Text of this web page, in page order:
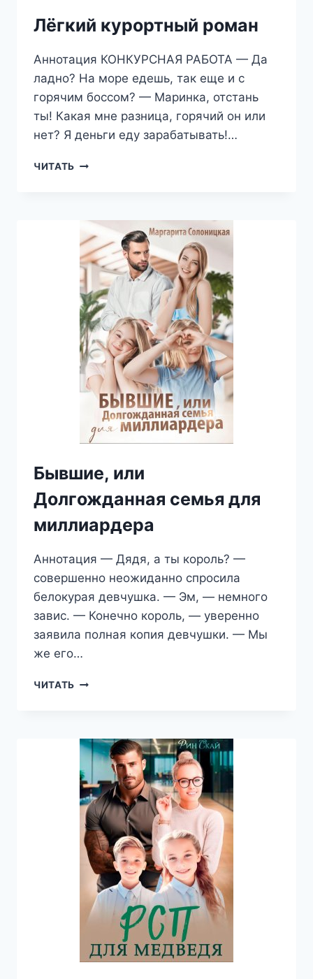
Лёгкий курортный роман
Аннотация КОНКУРСНАЯ РАБОТА — Да
ладно? На море едешь, так еще и с
горячим боссом? — Маринка, отстань
ты! Какая мне разница, горячий он или
нет? Я деньги еду зарабатывать!…
ЧИТАТЬ ЛЁГКИЙ
Бывшие, или
Долгожданная семья для
миллиардера
Аннотация — Дядя, а ты король? —
совершенно неожиданно спросила
белокурая девчушка. — Эм, — немного
завис. — Конечно король, — уверенно
заявила полная копия девчушки. — Мы
же его…
ЧИТАТЬ БЫВШИЕ,
ДЛЯ
МИЛЛИАРДЕРА